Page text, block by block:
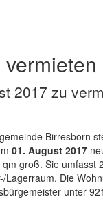
2017 zu
Birresborn
01. August 2017
groß. Sie
Lagerraum. Die
unter